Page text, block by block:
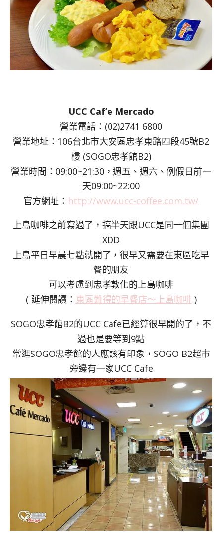
UCC Caf’e Mercado
營業電話：(02)2741 6800
營業地址：106台北市大安區忠孝東路四段45號B2
樓 (SOGO忠孝館B2)
營業時間：09:00~21:30，週五、週六、例假日前一
天09:00~22:00
官方網址： http://www.ucc-coffee.com.tw/
上島咖啡之前寫過了，搞半天跟UCC是同一個集團
XDD
上島平日早晨七點就開了，很早又需要在東區吃早
餐的朋友
可以考慮到忠孝敦化的上島咖啡
( 延伸閱讀： 東區難得的早餐店～上島咖啡 )
SOGO忠孝館B2的UCC Cafe已經算很早開的了，不
過也是要等到9點
常逛SOGO忠孝館的人應該有印象，SOGO B2超市
旁邊有一家UCC Cafe